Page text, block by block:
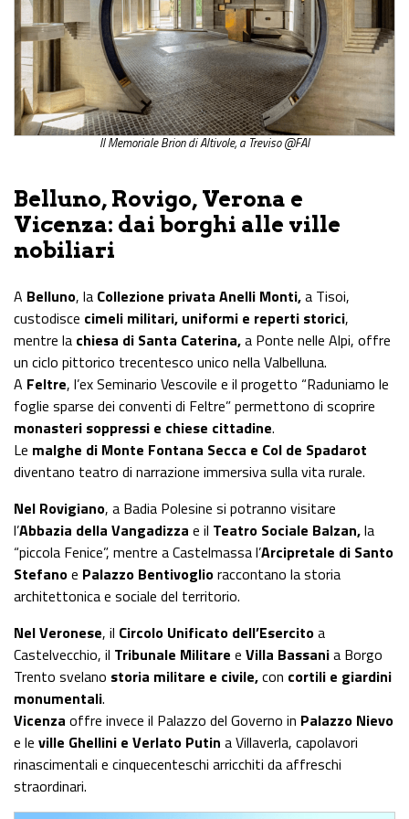
Il Memoriale Brion di Altivole, a Treviso @FAI
Belluno, Rovigo, Verona e
Vicenza: dai borghi alle ville
nobiliari
A Belluno, la Collezione privata Anelli Monti,a Tisoi,
custodisce cimeli militari, uniformi e reperti storici,
mentre la chiesa di Santa Caterina,a Ponte nelle Alpi, offre
un ciclo pittorico trecentesco unico nella Valbelluna.
A Feltre, l’ex Seminario Vescovile e il progetto “Raduniamo le
foglie sparse dei conventi di Feltre” permettono di scoprire
monasteri soppressi e chiese cittadine.
Le malghe di Monte Fontana Secca e Col de Spadarot
diventano teatro di narrazione immersiva sulla vita rurale.
Nel Rovigiano, a Badia Polesine si potranno visitare
l’Abbazia della Vangadizza e il Teatro Sociale Balzan,la
“piccola Fenice”, mentre a Castelmassa l’Arcipretale di Santo
Stefanoe Palazzo Bentivoglioraccontano la storia
architettonica e sociale del territorio.
Nel Veronese, il Circolo Unificato dell’Esercitoa
Castelvecchio, il Tribunale Militare e Villa Bassania Borgo
Trento svelano storia militare e civile,con cortili e giardini
monumentali.
Vicenza offre invece il Palazzo del Governo in Palazzo Nievo
e le ville Ghellini e Verlato Putin a Villaverla, capolavori
rinascimentali e cinquecenteschi arricchiti da affreschi
straordinari.